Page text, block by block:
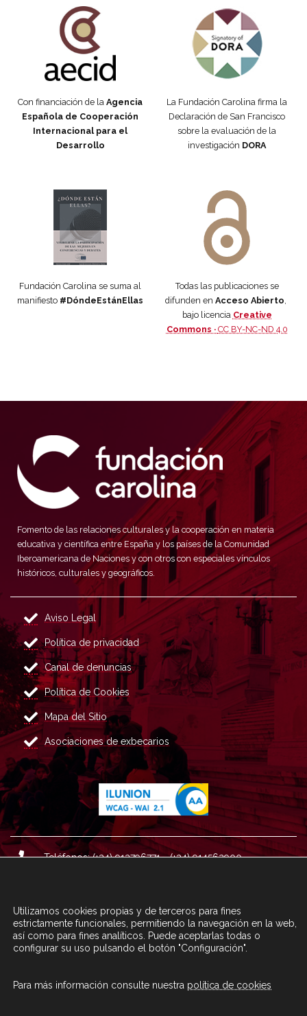
Con financiación de la Agencia
Española de Cooperación
Internacional para el
Desarrollo
La Fundación Carolina firma la
Declaración de San Francisco
sobre la evaluación de la
investigación DORA
Fundación Carolina se suma al
manifiesto #DóndeEstánEllas
Todas las publicaciones se
difunden en Acceso Abierto
bajo licencia Creative
Commons · CC BY-NC-ND 4.0
Fomento de las relaciones culturales y la cooperación en materia
educativa y científica entre España y los países de la Comunidad
Iberoamericana de Naciones y con otros con especiales vínculos
históricos, culturales y geográficos.
Aviso Legal
Política de privacidad
Canal de denuncias
Política de Cookies
Mapa del Sitio
Asociaciones de exbecarios
Teléfonos: (+34) 913796771 - (+34) 914562900
Correo : informacion@fundacioncarolina.es
CONTACTA CON FCA TRAVÉS DEL
Utilizamos cookies propias y de terceros para fines
estrictamente funcionales, permitiendo la navegación en la web,
así como para fines analíticos. Puede aceptarlas todas o
configurar su uso pulsando el botón "Configuración".
Para más información consulte nuestra política de cookies